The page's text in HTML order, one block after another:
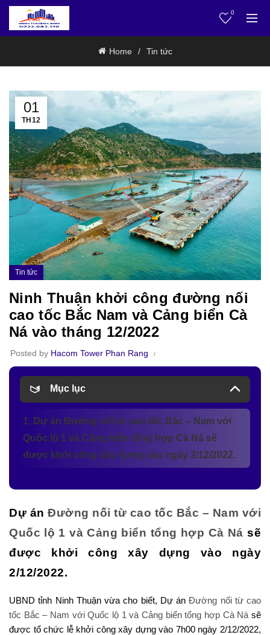
0
Home Tin tức
01
TH12
Tin tức
Ninh Thuận khởi công đường nối
cao tốc Bắc Nam và Cảng biển Cà
Ná vào tháng 12/2022
Posted by Hacom Tower Phan Rang
Mục lục
1. Dự án Đường nối từ cao tốc Bắc – Nam với
Quốc lộ 1 và Cảng biển tổng hợp Cà Ná sẽ
được khởi công xây dựng vào ngày 2/12/2022.
Dự án Đường nối từ cao tốc Bắc – Nam với
Quốc lộ 1 và Cảng biển tổng hợp Cà Ná sẽ
được khởi công xây dựng vào ngày
2/12/2022.
UBND tỉnh Ninh Thuận vừa cho biết, Dự ánĐường nối từ cao
tốc Bắc – Nam với Quốc lộ 1 và Cảng biển tổng hợp Cà Ná sẽ
được tổ chức lễ khởi công xây dựng vào 7h00 ngày 2/12/2022,